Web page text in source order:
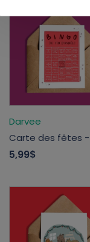
Darvee
Carte des fêtes -
5,99$